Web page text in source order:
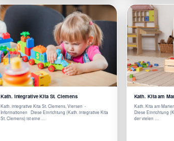
Kath. integrative Kita St. Clemens
Kath. integrative Kita St. Clemens, Viersen -
Informationen Diese Einrichtung (Kath. integrative Kita
St. Clemens) ist eine …
Kath. Kita am
Kath. Kita am
Diese Einrichtung
der vielen …